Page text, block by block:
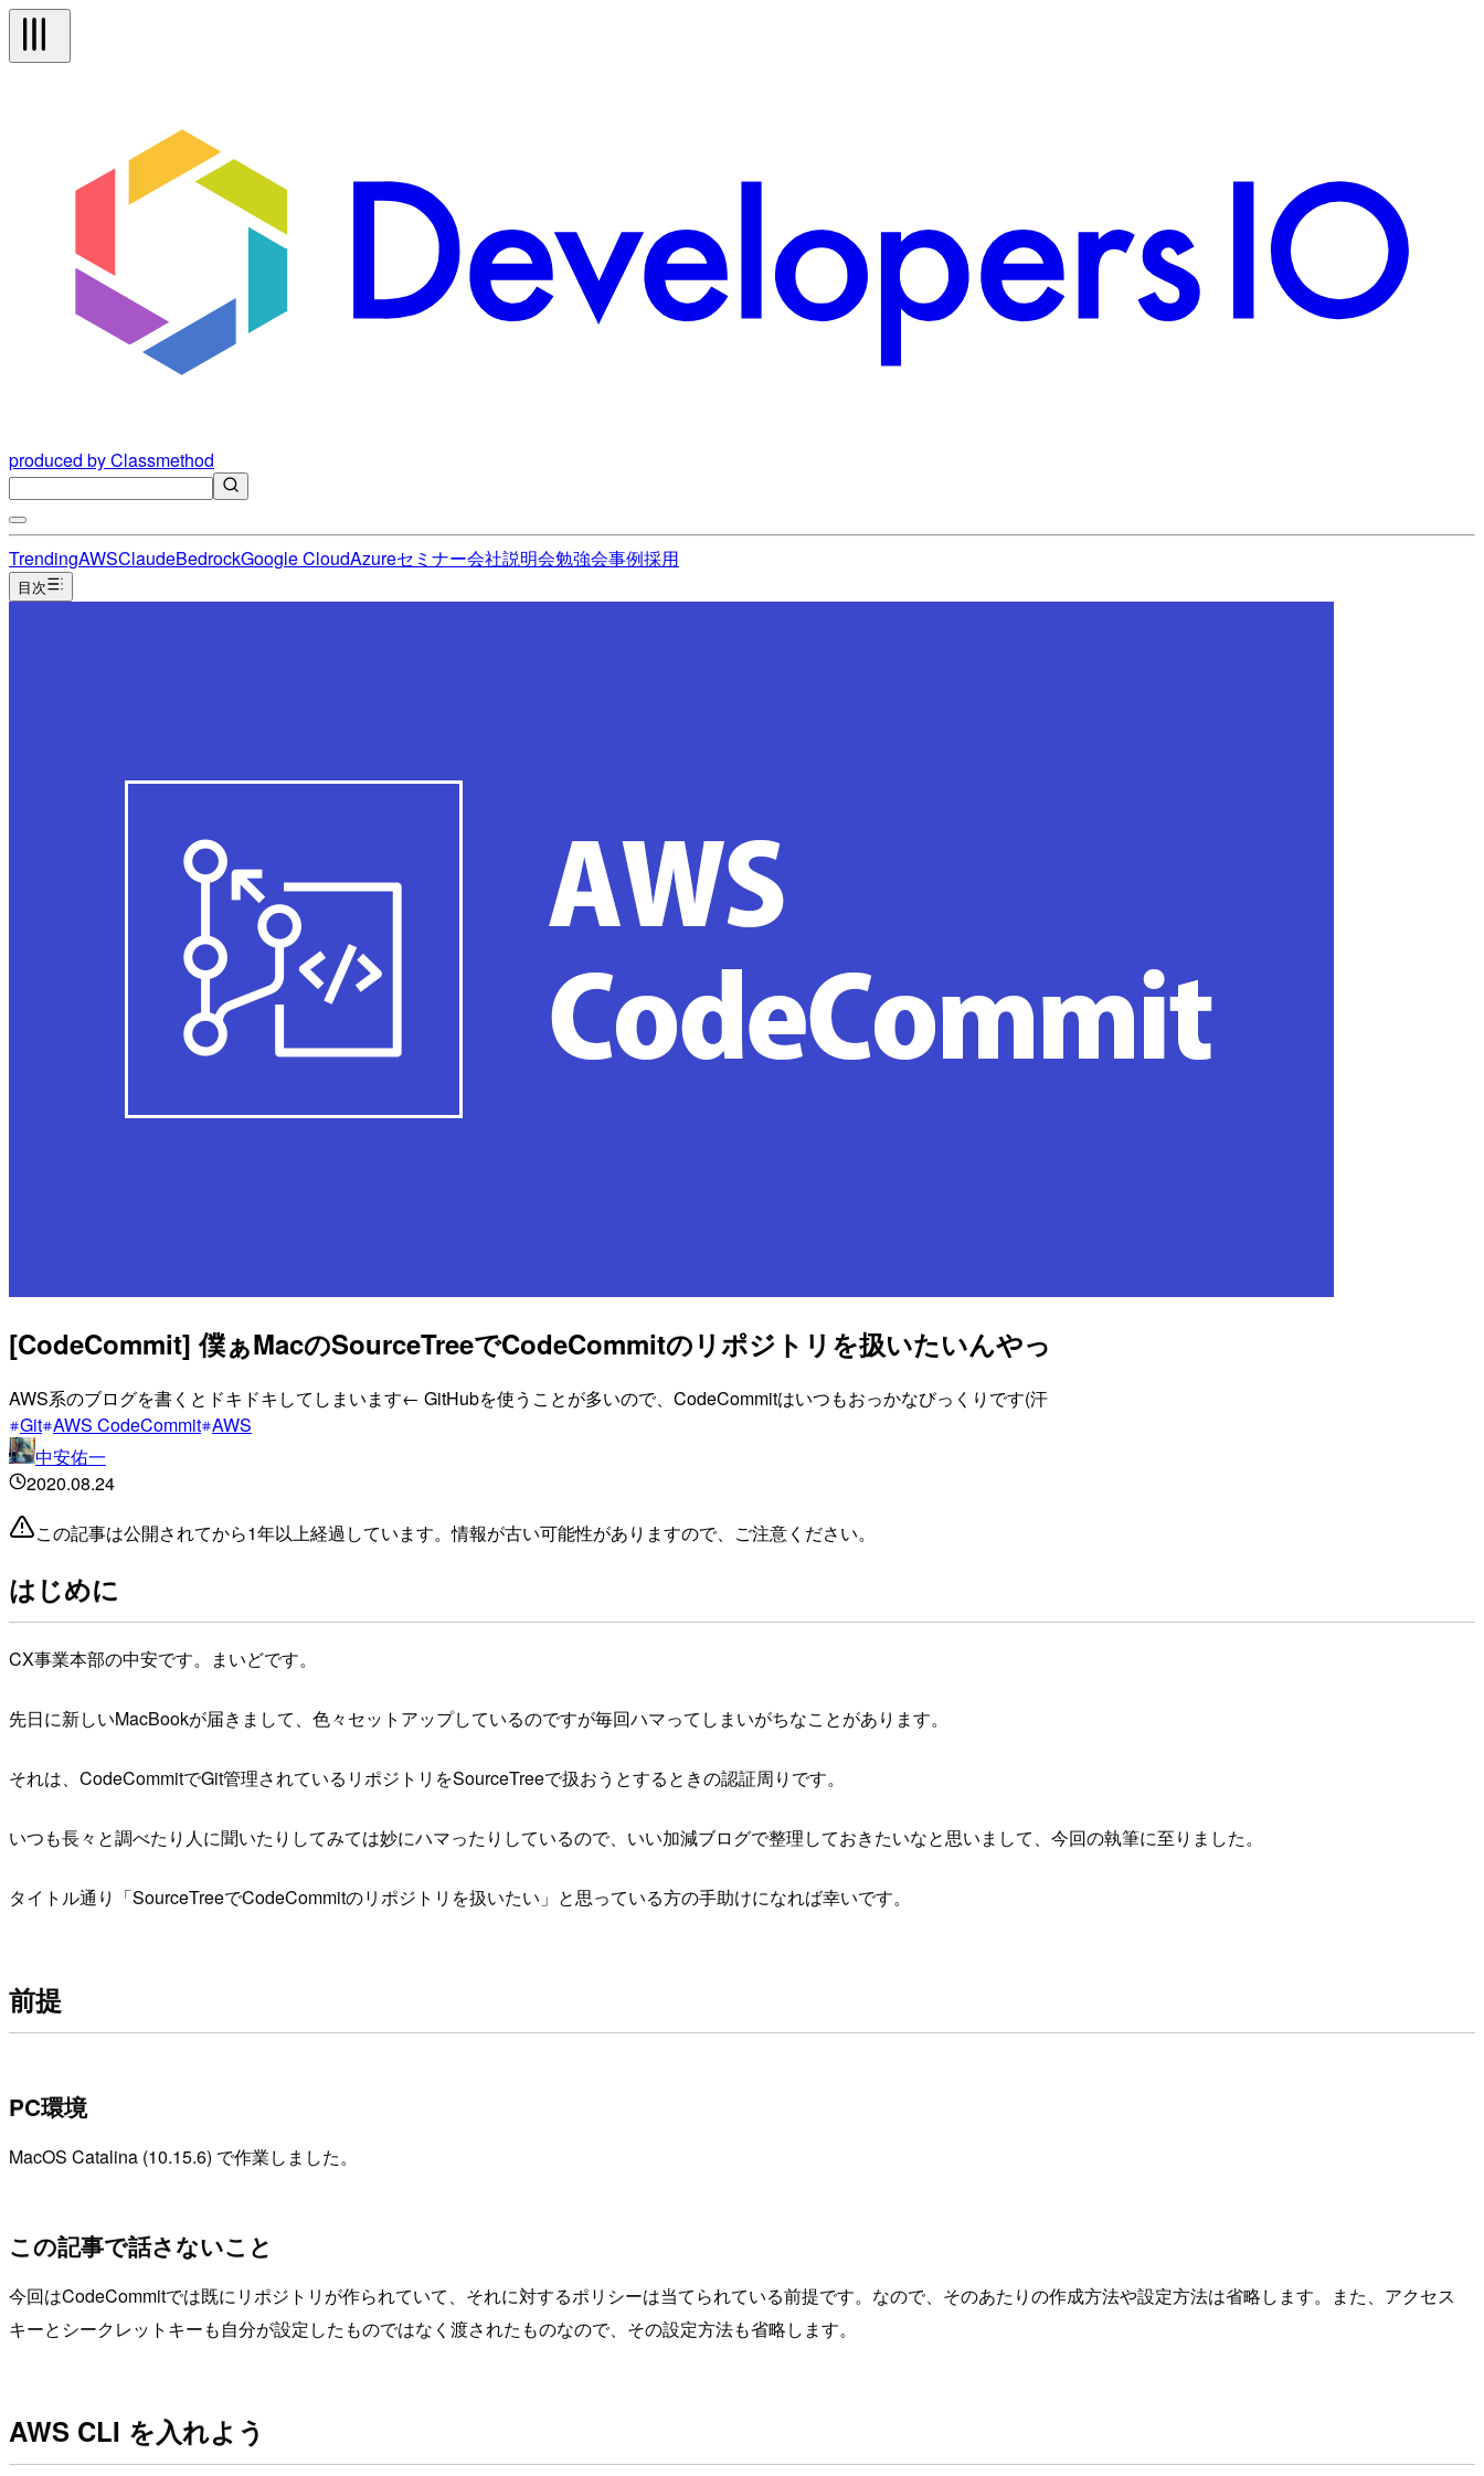
produced by Classmethod
TrendingAWSClaudeBedrockGoogle CloudAzureセミナー会社説明会勉強会事例採用
目次
[CodeCommit] 僕ぁMacのSourceTreeでCodeCommitのリポジトリを扱いたいんやっ
AWS系のブログを書くとドキドキしてしまいます← GitHubを使うことが多いので、CodeCommitはいつもおっかなびっくりです(汗
Git AWS CodeCommit AWS
中安佑一
2020.08.24
この記事は公開されてから1年以上経過しています。情報が古い可能性がありますので、ご注意ください。
はじめに
CX事業本部の中安です。まいどです。
先日に新しいMacBookが届きまして、色々セットアップしているのですが毎回ハマってしまいがちなことがあります。
それは、CodeCommitでGit管理されているリポジトリをSourceTreeで扱おうとするときの認証周りです。
いつも長々と調べたり人に聞いたりしてみては妙にハマったりしているので、いい加減ブログで整理しておきたいなと思いまして、今回の執筆に至りました。
タイトル通り「SourceTreeでCodeCommitのリポジトリを扱いたい」と思っている方の手助けになれば幸いです。
前提
PC環境
MacOS Catalina (10.15.6) で作業しました。
この記事で話さないこと
今回はCodeCommitでは既にリポジトリが作られていて、それに対するポリシーは当てられている前提です。なので、そのあたりの作成方法や設定方法は省略します。また、アクセス
キーとシークレットキーも自分が設定したものではなく渡されたものなので、その設定方法も省略します。
AWS CLI を入れよう